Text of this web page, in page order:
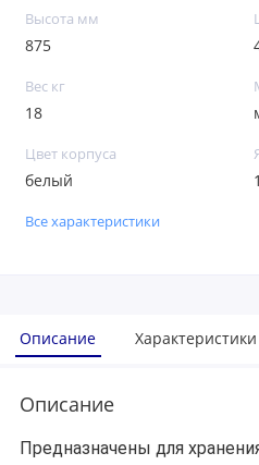
Высота мм
875
Вес кг
18
Цвет корпуса
белый 1
Все характеристики
Описание Характеристики
Описание
Предназначены для